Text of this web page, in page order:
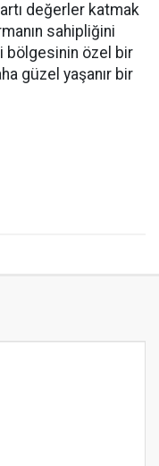
değerler katmak
sahipliğini
bölgesinin özel bir
güzel yaşanır bir